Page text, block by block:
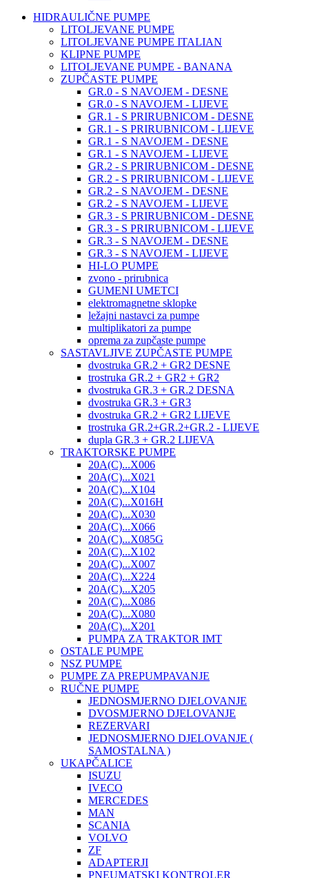
HIDRAULIČNE PUMPE
LITOLJEVANE PUMPE
LITOLJEVANE PUMPE ITALIAN
KLIPNE PUMPE
LITOLJEVANE PUMPE - BANANA
ZUPČASTE PUMPE
GR.0 - S NAVOJEM - DESNE
GR.0 - S NAVOJEM - LIJEVE
GR.1 - S PRIRUBNICOM - DESNE
GR.1 - S PRIRUBNICOM - LIJEVE
GR.1 - S NAVOJEM - DESNE
GR.1 - S NAVOJEM - LIJEVE
GR.2 - S PRIRUBNICOM - DESNE
GR.2 - S PRIRUBNICOM - LIJEVE
GR.2 - S NAVOJEM - DESNE
GR.2 - S NAVOJEM - LIJEVE
GR.3 - S PRIRUBNICOM - DESNE
GR.3 - S PRIRUBNICOM - LIJEVE
GR.3 - S NAVOJEM - DESNE
GR.3 - S NAVOJEM - LIJEVE
HI-LO PUMPE
zvono - prirubnica
GUMENI UMETCI
elektromagnetne sklopke
ležajni nastavci za pumpe
multiplikatori za pumpe
oprema za zupčaste pumpe
SASTAVLJIVE ZUPČASTE PUMPE
dvostruka GR.2 + GR2 DESNE
trostruka GR.2 + GR2 + GR2
dvostruka GR.3 + GR.2 DESNA
dvostruka GR.3 + GR3
dvostruka GR.2 + GR2 LIJEVE
trostruka GR.2+GR.2+GR.2 - LIJEVE
dupla GR.3 + GR.2 LIJEVA
TRAKTORSKE PUMPE
20A(C)...X006
20A(C)...X021
20A(C)...X104
20A(C)...X016H
20A(C)...X030
20A(C)...X066
20A(C)...X085G
20A(C)...X102
20A(C)...X007
20A(C)...X224
20A(C)...X205
20A(C)...X086
20A(C)...X080
20A(C)...X201
PUMPA ZA TRAKTOR IMT
OSTALE PUMPE
NSZ PUMPE
PUMPE ZA PREPUMPAVANJE
RUČNE PUMPE
JEDNOSMJERNO DJELOVANJE
DVOSMJERNO DJELOVANJE
REZERVARI
JEDNOSMJERNO DJELOVANJE (
SAMOSTALNA )
UKAPČALICE
ISUZU
IVECO
MERCEDES
MAN
SCANIA
VOLVO
ZF
ADAPTERJI
PNEUMATSKI KONTROLER